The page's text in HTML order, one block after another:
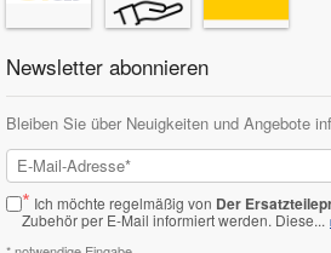
Newsletter abonnieren
Bleiben Sie über Neuigkeiten und Angebote
* Ich möchte regelmäßig von Der
Zubehör per E-Mail informiert werden. Diese...